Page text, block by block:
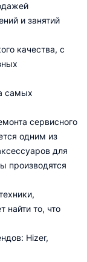
и занятий
качества, с
самых
сервисного
одним из
для
производятся
найти то, что
Hizer,